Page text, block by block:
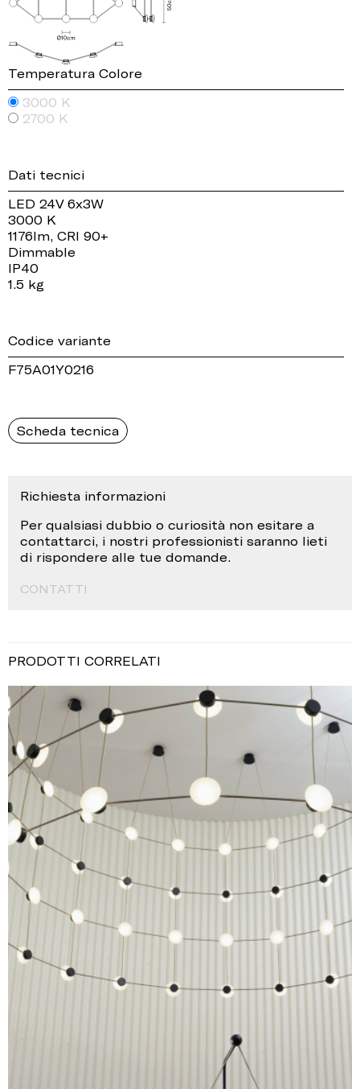
Temperatura Colore
3000 K
2700 K
Dati tecnici
LED 24V 6x3W
3000 K
1176lm, CRI 90+
Dimmable
IP40
1.5 kg
Codice variante
F75A01Y0216
Scheda tecnica
Richiesta informazioni
Per qualsiasi dubbio o curiosità non esitare a
contattarci, i nostri professionisti saranno lieti
di rispondere alle tue domande.
CONTATTI
PRODOTTI CORRELATI